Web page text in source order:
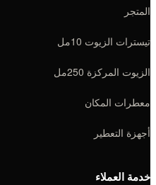
المتجر
تيسترات الزيوت 10مل
الزيوت المركزة 250مل
معطرات المكان
أجهزة التعطير
خدمة العملاء